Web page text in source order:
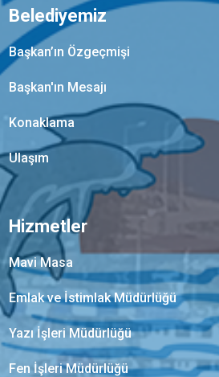
Belediyemiz
Başkan’ın Özgeçmişi
Başkan'ın Mesajı
Konaklama
Ulaşım
Hizmetler
Mavi Masa
Emlak ve İstimlak Müdürlüğü
Yazı İşleri Müdürlüğü
Fen İşleri Müdürlüğü